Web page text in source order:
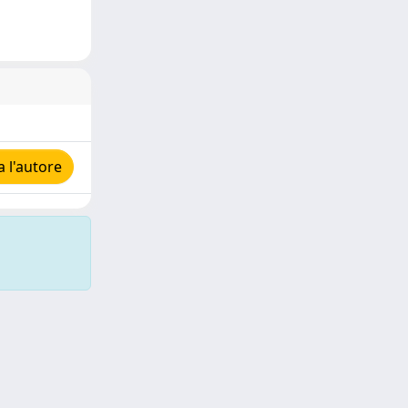
l'autore